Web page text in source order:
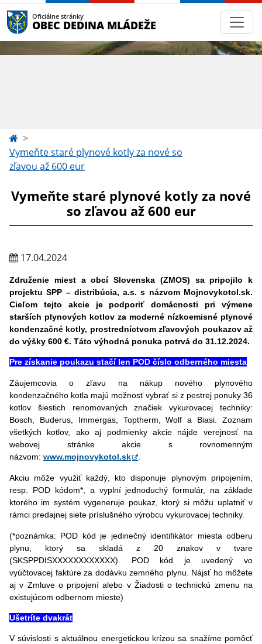
Oficiálne stránky
OBEC DEDINA MLÁDEŽE
Vymeňte staré plynové kotly za nové so
zľavou až 600 eur
Vymeňte staré plynové kotly za nové
so zľavou až 600 eur
17.04.2024
Združenie miest a obcí Slovenska (ZMOS) sa pripojilo k
projektu SPP – distribúcia, a.s. s názvom Mojnovykotol.sk.
Cieľom tejto akcie je podporiť domácnosti pri výmene
starších plynových kotlov za moderné nízkoemisné plynové
kondenzačné kotly, prostredníctvom zľavových poukazov až
do výšky 600 €. Táto výhodná ponuka potrvá do 31.12.2024.
Pre získanie poukazu stačí len POD číslo odberného miesta
Záujemcovia o zľavu na nákup nového plynového
kondenzačného kotla majú možnosť vybrať si z pestrej ponuky 36
kotlov šiestich renomovaných značiek vykurovacej techniky:
Bosch, Buderus, Immergas, Toptherm, Wolf a Biasi. Zoznam
všetkých kotlov, ako aj podmienky akcie nájde verejnosť na
webovej stránke akcie s rovnomenným
názvom: www.mojnovykotol.sk
Akciu môže využiť každý, kto disponuje plynovým pripojením,
resp. POD kódom*, a vyplní jednoduchý formulár, na základe
ktorého im systém vygeneruje poukaz, ktorý si môžu uplatniť v
rámci predajnej siete príslušného výrobcu vykurovacej techniky.
(*poznámka: POD kód je jedinečný identifikátor miesta odberu
plynu, ktorý sa skladá z 20 znakov v tvare
(SKSPPDISXXXXXXXXXXXX). POD kód je uvedený vo
vyúčtovacej faktúre za dodávku zemného plynu. Nájsť ho môžete
aj v Zmluve o pripojení alebo v Žiadosti o technickú zmenu na
existujúcom odbernom mieste)
Ušetríte dvakrát
V súvislosti s aktuálnou energetickou krízou sa snažíme pomôcť